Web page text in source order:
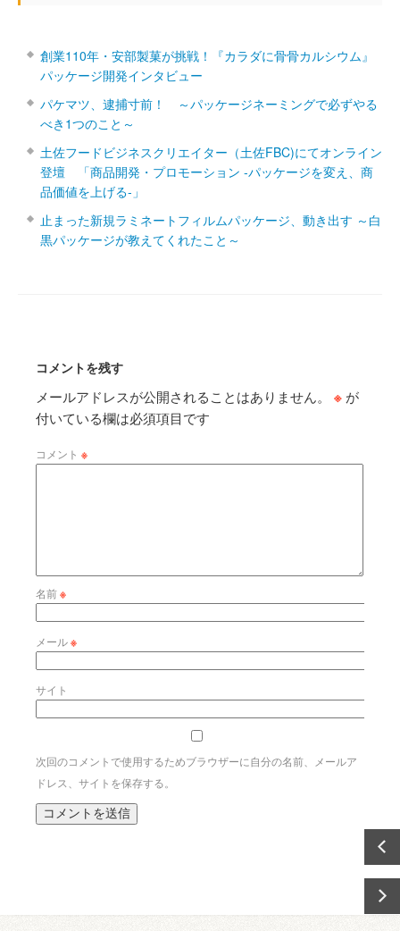
創業110年・安部製菓が挑戦！『カラダに骨骨カルシウム』
パッケージ開発インタビュー
パケマツ、逮捕寸前！ ～パッケージネーミングで必ずやる
べき1つのこと～
土佐フードビジネスクリエイター（土佐FBC)にてオンライン
登壇 「商品開発・プロモーション ‐パッケージを変え、商
品価値を上げる‐」
止まった新規ラミネートフィルムパッケージ、動き出す ～白
黒パッケージが教えてくれたこと～
コメントを残す
メールアドレスが公開されることはありません。 ※ が
付いている欄は必須項目です
コメント ※
名前※
メール※
サイト
次回のコメントで使用するためブラウザーに自分の名前、メールア
ドレス、サイトを保存する。